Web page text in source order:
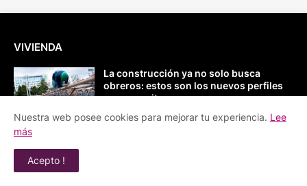
VIVIENDA
La construcción ya no solo busca
obreros: estos son los nuevos perfiles
que necesita
August 04, 2026
Nuestra web posee cookies para mejorar tu experiencia. Lee
más
Acepto !